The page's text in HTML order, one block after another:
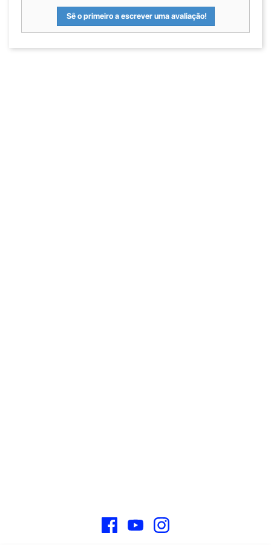
Sê o primeiro a escrever uma avaliação!
FacebookYouTube